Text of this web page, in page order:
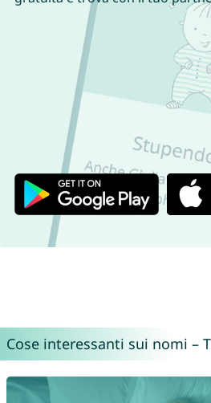
Cose interessanti sui nomi –